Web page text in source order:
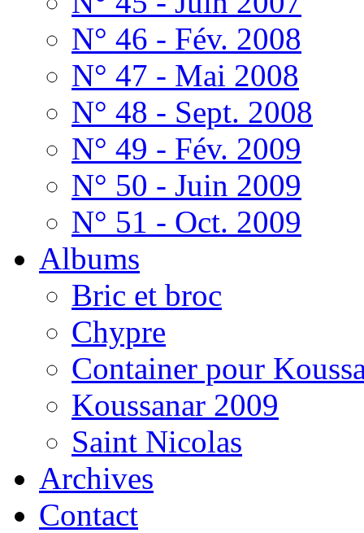
N° 46 - Fév. 2008
N° 47 - Mai 2008
N° 48 - Sept. 2008
N° 49 - Fév. 2009
N° 50 - Juin 2009
N° 51 - Oct. 2009
Albums
Bric et broc
Chypre
Container pour
Koussanar 2009
Saint Nicolas
Archives
Contact